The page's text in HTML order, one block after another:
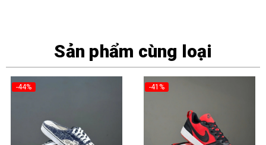
Sản phẩm cùng loại
-44% -41%